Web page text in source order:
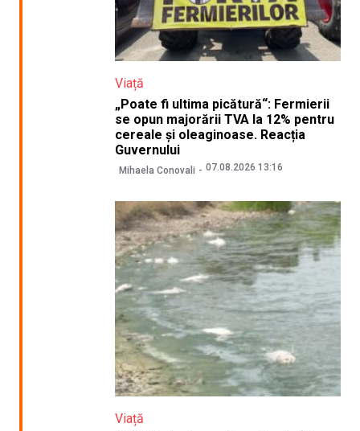
Viață
„Poate fi ultima picătură“: Fermierii
se opun majorării TVA la 12% pentru
cereale și oleaginoase. Reacția
Guvernului
Mihaela Conovali 07.08.2026 13:16
Viață